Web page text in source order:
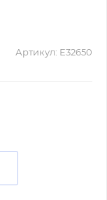
Артикул: Е32650